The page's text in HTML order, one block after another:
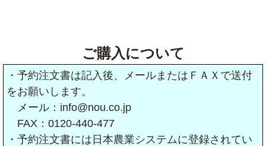
ご購入について
・予約注文書は記入後、メールまたはＦＡＸで送付
をお願いします。
メール：info@nou.co.jp
FAX：0120-440-477
・予約注文書には日本農業システムに登録されてい